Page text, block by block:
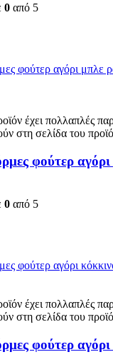
0 από 5
έχει πολλαπλές
στη σελίδα του
φούτερ
0 από 5
έχει πολλαπλές
στη σελίδα του
φούτερ